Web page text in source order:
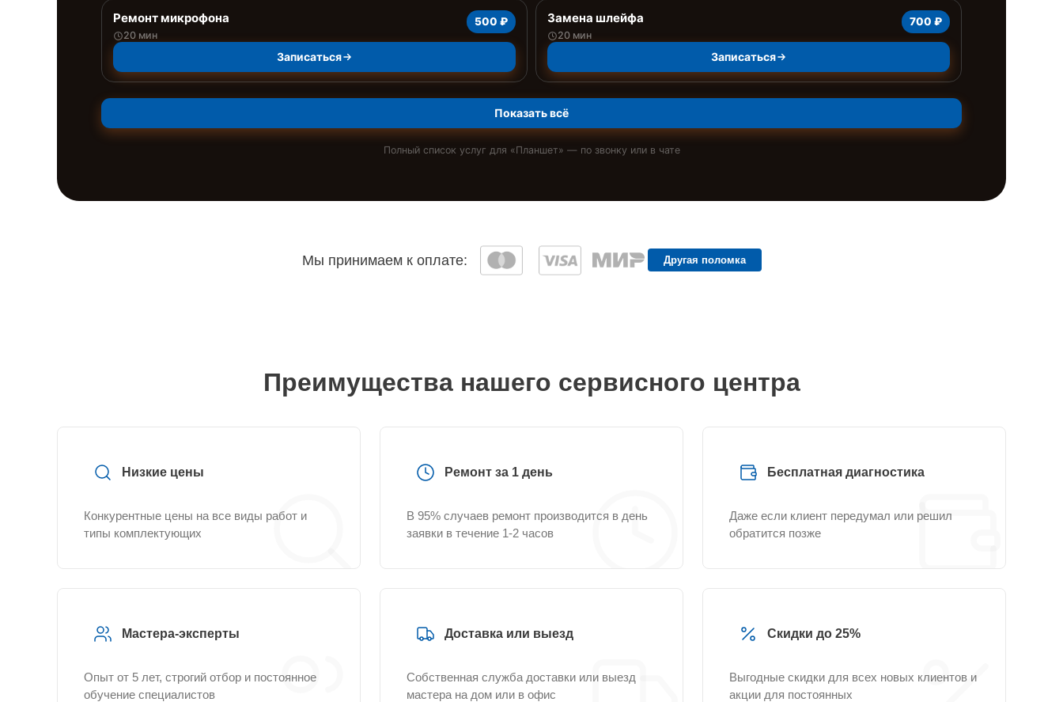
Ремонт микрофона
20 мин
500 ₽
Записаться
Замена шлейфа
20 мин
700 ₽
Записаться
Показать всё
Полный список услуг для «Планшет» — по звонку или в чате
Мы принимаем к оплате: Другая поломка
Преимущества нашего сервисного центра
Низкие цены
Конкурентные цены на все виды работ и
типы комплектующих
Ремонт за 1 день
В 95% случаев ремонт производится в день
заявки в течение 1-2 часов
Бесплатная диагностика
Даже если клиент передумал или решил
обратится позже
Мастера-эксперты
Опыт от 5 лет, строгий отбор и постоянное
обучение специалистов
Доставка или выезд
Собственная служба доставки или выезд
мастера на дом или в офис
Скидки до 25%
Выгодные скидки для всех новых клиентов и
акции для постоянных